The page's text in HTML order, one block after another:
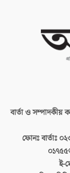
বার্তা ও সম্পাদকীয়
ফোনঃ বার্তাঃ
ই-